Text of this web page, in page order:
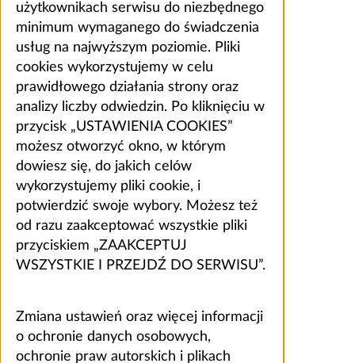
użytkownikach serwisu do niezbędnego
minimum wymaganego do świadczenia
usług na najwyższym poziomie. Pliki
cookies wykorzystujemy w celu
prawidłowego działania strony oraz
analizy liczby odwiedzin. Po kliknięciu w
przycisk „USTAWIENIA COOKIES”
możesz otworzyć okno, w którym
dowiesz się, do jakich celów
wykorzystujemy pliki cookie, i
potwierdzić swoje wybory. Możesz też
od razu zaakceptować wszystkie pliki
przyciskiem „ZAAKCEPTUJ
WSZYSTKIE I PRZEJDŹ DO SERWISU”.
Zmiana ustawień oraz więcej informacji
o ochronie danych osobowych,
ochronie praw autorskich i plikach